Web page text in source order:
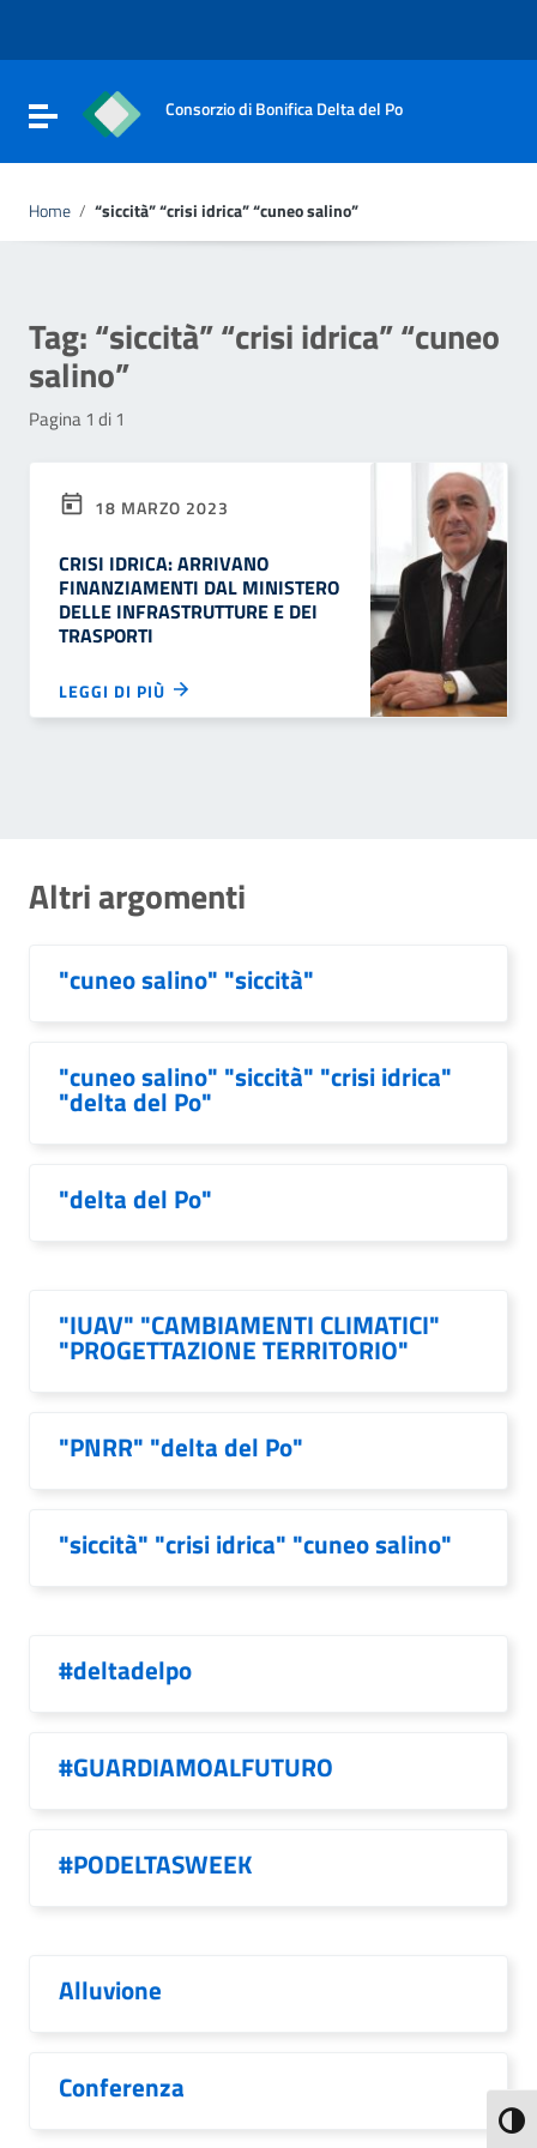
Vai al footer
Attiva / disattiva la navigazione
Consorzio di Bonifica Delta del Po
Home / “siccità” “crisi idrica” “cuneo salino”
Tag:“siccità” “crisi idrica” “cuneo
salino”
Pagina 1 di 1
18 MARZO 2023
CRISI IDRICA: ARRIVANO
FINANZIAMENTI DAL MINISTERO
DELLE INFRASTRUTTURE E DEI
TRASPORTI
LEGGI DI PIÙ
Altri argomenti
"cuneo salino" "siccità"
"cuneo salino" "siccità" "crisi idrica"
"delta del Po"
"delta del Po"
"IUAV" "CAMBIAMENTI CLIMATICI"
"PROGETTAZIONE TERRITORIO"
"PNRR" "delta del Po"
"siccità" "crisi idrica" "cuneo salino"
#deltadelpo
#GUARDIAMOALFUTURO
#PODELTASWEEK
Alluvione
Conferenza